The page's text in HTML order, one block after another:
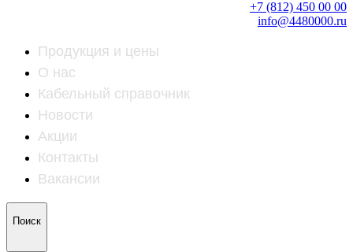
+7 (812) 450 00 00
info@4480000.ru
Продукция и цены
О нас
Кабельный справочник
Новости
Акции
Контакты
Вакансии
Поиск